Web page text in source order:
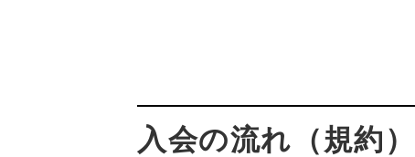
入会の流れ（規約）